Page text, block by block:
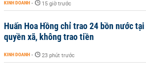
KINH DOANH - 15 giờ trước
Huấn Hoa Hồng chỉ trao 24 bồn nước
quyền xã, không trao tiền
KINH DOANH - 23 phút trước